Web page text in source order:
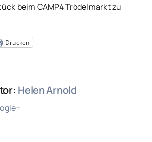
beim CAMP4 Trödelmarkt zu
Drucken
Helen Arnold